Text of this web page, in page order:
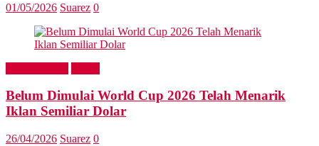
01/05/2026 Suarez 0
Belum Dimulai World Cup 2026 Telah Menarik
Iklan Semiliar Dolar
26/04/2026 Suarez 0